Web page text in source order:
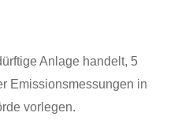
Anlage handelt, 5
Emissionsmessungen in
vorlegen.